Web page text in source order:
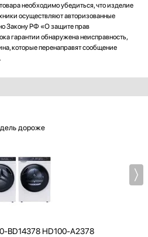
необходимо убедиться, что изделие
осуществляют авторизованные
Закону РФ «О защите прав
гарантии обнаружена неисправность,
которые перенаправят сообщение
дороже
BD14378 HD100-A2378